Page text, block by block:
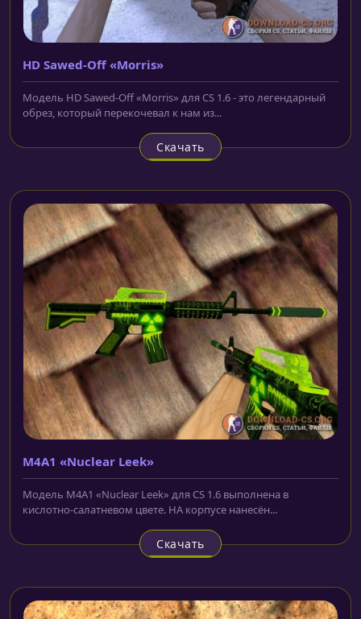
HD Sawed-Off «Morris»
Модель HD Sawed-Off «Morris» для CS 1.6 - это легендарный
обрез, который перекочевал к нам из...
Скачать
M4A1 «Nuclear Leek»
Модель M4A1 «Nuclear Leek» для CS 1.6 выполнена в
кислотно-салатневом цвете. НА корпусе нанесён...
Скачать